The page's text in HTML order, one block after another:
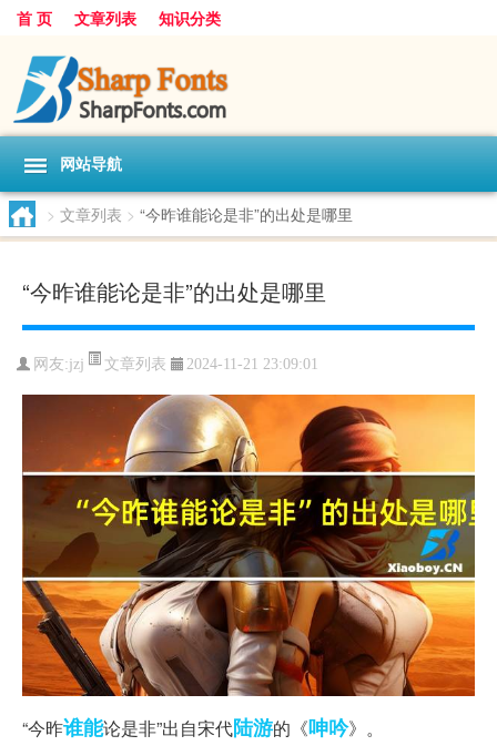
首 页 文章列表 知识分类
网站导航
> 文章列表 > “今昨谁能论是非”的出处是哪里
“今昨谁能论是非”的出处是哪里
网友:jzj 文章列表 2024-11-21 23:09:01
“今昨谁能论是非”出自宋代陆游的《呻吟》。